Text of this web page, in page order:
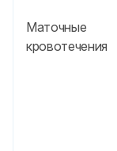
Маточные
кровотечения